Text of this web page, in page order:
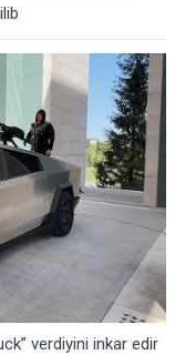
verdiyini inkar edir